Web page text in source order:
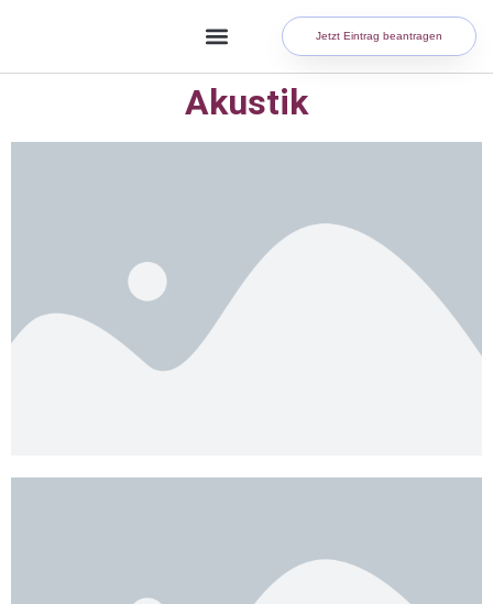
Jetzt Eintrag beantragen
Akustik